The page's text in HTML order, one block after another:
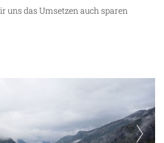
uns das Umsetzen auch sparen